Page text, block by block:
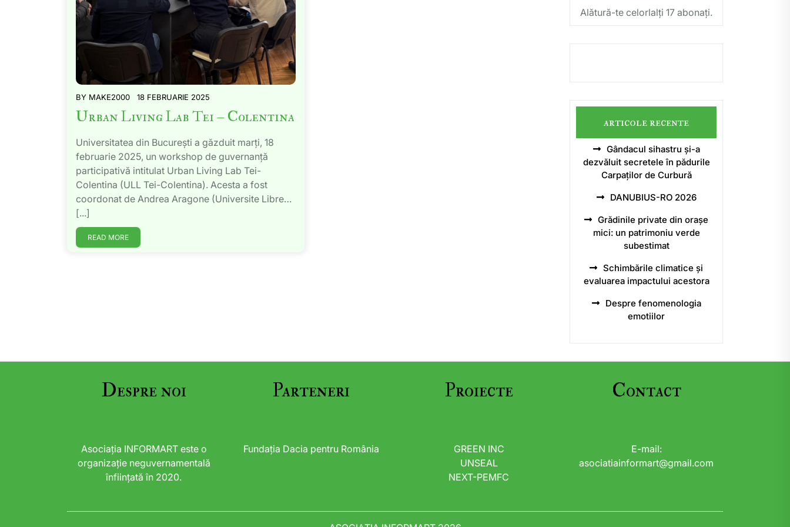
BY MAKE2000 18 FEBRUARIE 2025
Urban Living Lab Tei – Colentina
Universitatea din București a găzduit marți, 18
februarie 2025, un workshop de guvernanță
participativă intitulat Urban Living Lab Tei-
Colentina (ULL Tei-Colentina). Acesta a fost
coordonat de Andrea Aragone (Universite Libre…
[...]
READ MORE
Alătură-te celorlalți 17 abonați.
articole recente
Gândacul sihastru și-a
dezvăluit secretele în pădurile
Carpaților de Curbură
DANUBIUS-RO 2026
Grădinile private din orașe
mici: un patrimoniu verde
subestimat
Schimbările climatice și
evaluarea impactului acestora
Despre fenomenologia
emotiilor
Despre noi
Asociația INFORMART este o
organizație neguvernamentală
înființată în 2020.
Parteneri
Fundația Dacia pentru România
Proiecte
GREEN INC
UNSEAL
NEXT-PEMFC
Contact
E-mail:
asociatiainformart@gmail.com